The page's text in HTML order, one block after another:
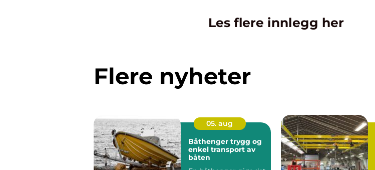
Les flere innlegg her
Flere nyheter
05. aug
Båthenger trygg og
enkel transport av
båten